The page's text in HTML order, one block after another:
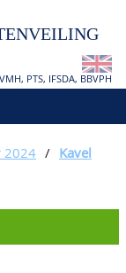
PTS, IFSDA, BBVPH
2024 / Kavel